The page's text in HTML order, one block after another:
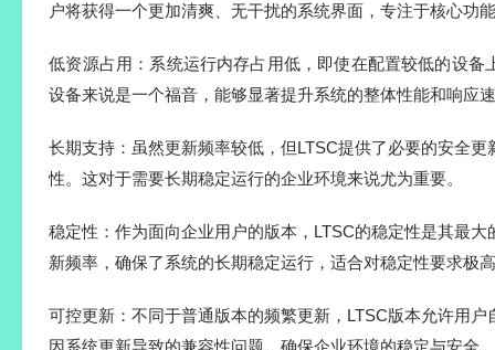
户将获得一个更加清爽、无干扰的系统界面，专注于核心功
低资源占用‌：系统运行内存占用低，即使在配置较低的设备
设备来说是一个福音，能够显著提升系统的整体性能和响应
长期支持‌：虽然更新频率较低，但LTSC提供了必要的安全
性。这对于需要长期稳定运行的企业环境来说尤为重要‌。
稳定性‌：作为面向企业用户的版本，LTSC的稳定性是其最
新频率，确保了系统的长期稳定运行，适合对稳定性要求极
可控更新‌：不同于普通版本的频繁更新，LTSC版本允许用